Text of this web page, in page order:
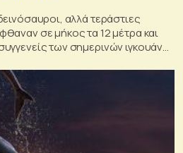
αλλά τεράστιες
σε μήκος τα 12 μέτρα και
των σημερινών ιγκουάνα